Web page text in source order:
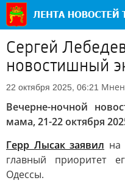
Сергей
новостишный
22 октября 2025, 06:21
Вечерне-ночной
мама, 21-22 октября
Герр Лысак заявил на
главный приоритет
Одессы.